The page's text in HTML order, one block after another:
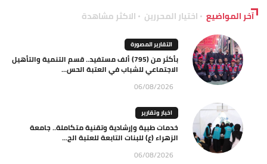
آخر المواضيع اختيار المحررين الاكثر مشاهدة
التقارير المصورة
بأكثر من (795) ألف مستفيد.. قسم التنمية والتأهيل
الاجتماعي للشباب في العتبة الحس...
06/08/2026
اخبار وتقارير
خدمات طبية وإرشادية وتقنية متكاملة.. جامعة
الزهراء (ع) للبنات التابعة للعتبة الح...
06/08/2026